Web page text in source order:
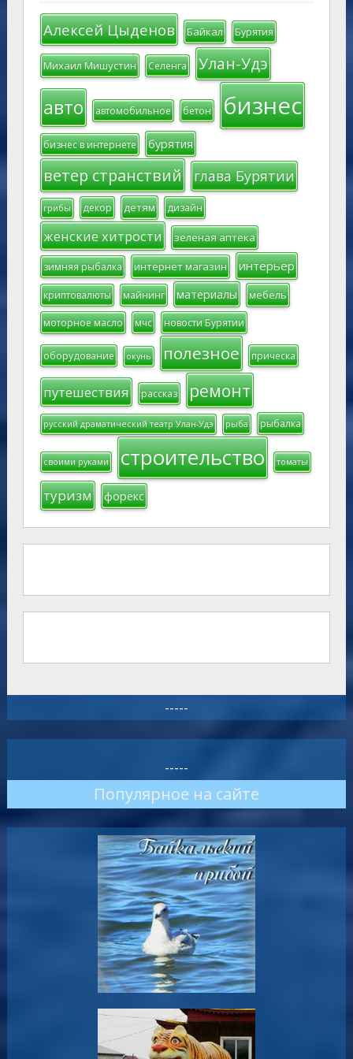
Алексей Цыденов Байкал Бурятия
Михаил Мишустин Селенга Улан-Удэ
авто автомобильное бетон бизнес
бизнес в интернете бурятия
ветер странствий глава Бурятии
грибы декор детям дизайн
женские хитрости зеленая аптека
зимняя рыбалка интернет магазин интерьер
криптовалюты майнинг материалы мебель
моторное масло мчс новости Бурятии
оборудование окунь полезное прическа
путешествия рассказ ремонт
русский драматический театр Улан-Удэ рыба рыбалка
своими руками строительство томаты
туризм форекс
-----
-----
Популярное на сайте